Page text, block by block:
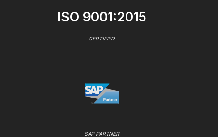
ISO 9001:2015
CERTIFIED
SAP PARTNER